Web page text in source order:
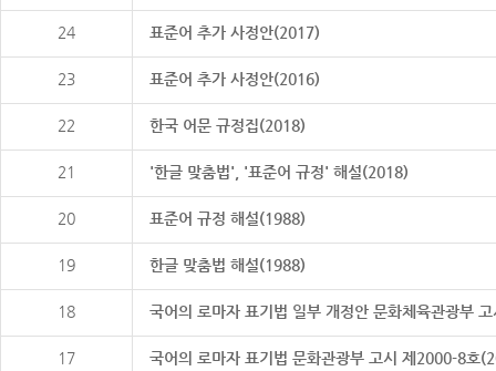
24 표준어 추가 사정안(2017)
23 표준어 추가 사정안(2016)
22 한국 어문 규정집(2018)
21 '한글 맞춤법', '표준어 규정' 해설(2018)
20 표준어 규정 해설(1988)
19 한글 맞춤법 해설(1988)
18 국어의 로마자 표기법 일부 개정안 문화체육관광부
17 국어의 로마자 표기법 문화관광부 고시 제2000-8호